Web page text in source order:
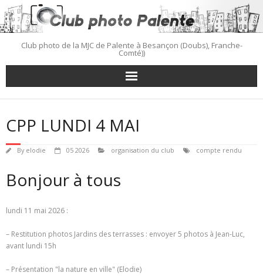
Skip
to
content
Club photo de la MJC de Palente à Besançon (Doubs), Franche-
Comté))
CPP LUNDI 4 MAI
By elodie 05 2026 organisation du club compte rendu
Bonjour à tous
lundi 11 mai 2026 :
– Restitution photos Jardins des terrasses : envoyer 5 photos à Jean-Luc,
avant lundi 15h
– Présentation "la nature en ville" (Elodie)